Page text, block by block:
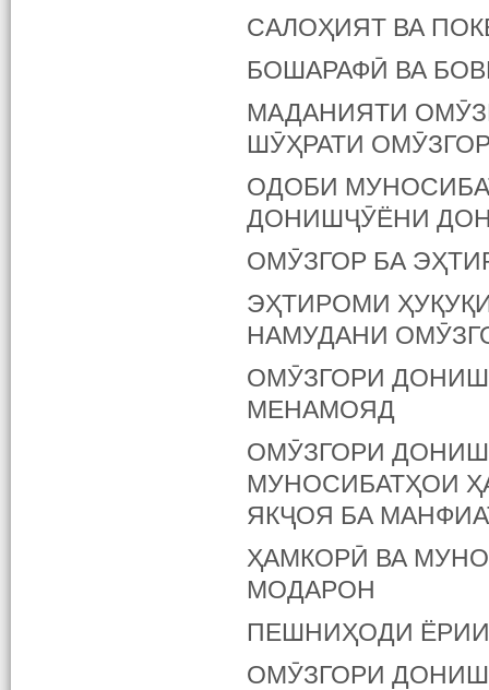
САЛОҲИЯТ ВА
БОШАРАФӢ ВА
МАДАНИЯТИ
ШӮҲРАТИ
ОДОБИ
ДОНИШҶӮЁНИ
ОМӮЗГОР БА
ЭҲТИРОМИ
НАМУДАНИ
ОМӮЗГОРИ
МЕНАМОЯД
ОМӮЗГОРИ
МУНОСИБАТҲОИ
ЯКҶОЯ БА
ҲАМКОРӢ ВА
МОДАРОН
ПЕШНИҲОДИ
ОМӮЗГОРИ